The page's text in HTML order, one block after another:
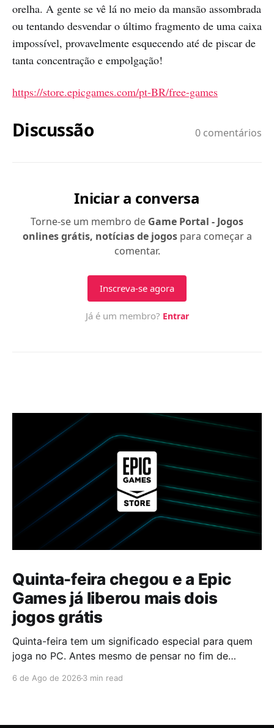
orelha. A gente se vê lá no meio da mansão assombrada
ou tentando desvendar o último fragmento de uma caixa
impossível, provavelmente esquecendo até de piscar de
tanta concentração e empolgação!
https://store.epicgames.com/pt-BR/free-games
Quinta-feira chegou e a Epic
Games já liberou mais dois
jogos grátis
Quinta-feira tem um significado especial para quem
joga no PC. Antes mesmo de pensar no fim de
descobrir quais serão os próximos jogos a entrar na
6 de Ago de 2026 3 min read